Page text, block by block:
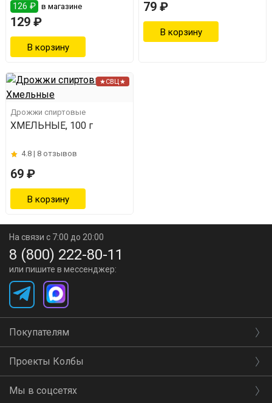
126 ₽ в магазине
129 ₽
79 ₽
★СВЦ★
Дрожжи спиртовые
ХМЕЛЬНЫЕ, 100 г
4.8 | 8 отзывов
69 ₽
На связи с 7:00 до 20:00
8 (800) 222-80-11
или пишите в мессенджер:
Покупателям
Проекты Колбы
Мы в соцсетях